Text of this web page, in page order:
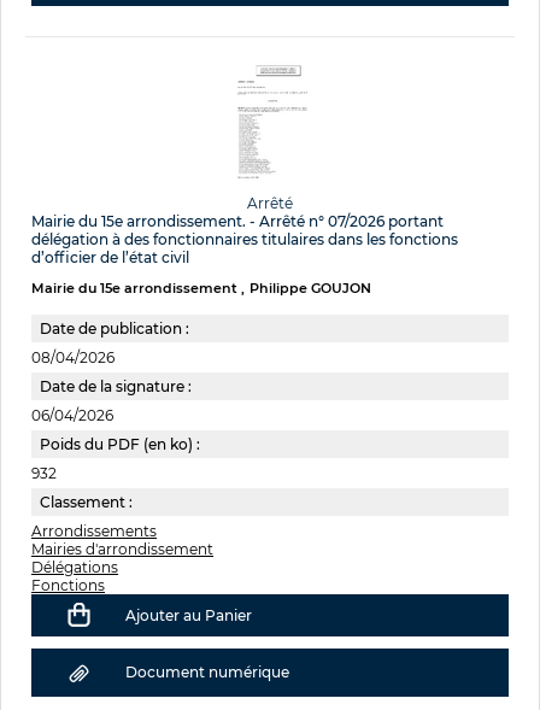
Arrêté
Mairie du 15e arrondissement. - Arrêté n° 07/2026 portant
délégation à des fonctionnaires titulaires dans les fonctions
d’officier de l’état civil
Mairie du 15e arrondissement Philippe GOUJON
Date de publication :
08/04/2026
Date de la signature :
06/04/2026
Poids du PDF (en ko) :
932
Classement :
Arrondissements
Mairies d'arrondissement
Délégations
Fonctions
Ajouter au Panier
Document numérique